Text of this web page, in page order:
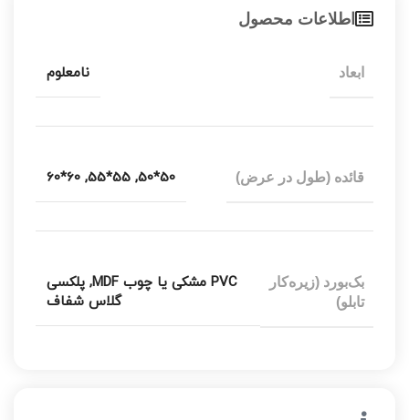
اطلاعات محصول
ابعاد نامعلوم
قائده (طول در عرض) 50*50
,
55*55
,
60*60
بک‌بورد (زیره‌کار
تابلو)
PVC مشکی یا چوب MDF , پلکسی
گلاس شفاف